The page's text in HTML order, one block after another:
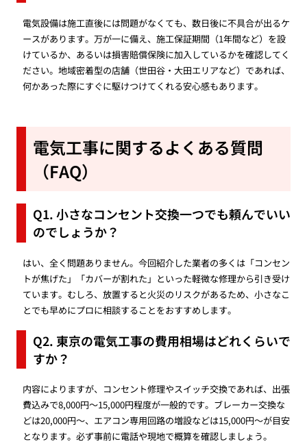
電気設備は施工直後には問題がなくても、数日後に不具合が出るケ
ースがあります。万が一に備え、施工保証期間（1年間など）を設
けているか、あるいは損害賠償保険に加入しているかを確認してく
ださい。地域密着型の店舗（世田谷・大田エリアなど）であれば、
何かあった際にすぐに駆けつけてくれる安心感もあります。
電気工事に関するよくある質問
（FAQ）
Q1. 小さなコンセント交換一つでも頼んでいい
のでしょうか？
はい、全く問題ありません。今回紹介した業者の多くは「コンセン
トが焦げた」「カバーが割れた」といった軽微な修理から引き受け
ています。むしろ、放置すると火災のリスクがあるため、小さなこ
とでも早めにプロに相談することをおすすめします。
Q2. 東京の電気工事の費用相場はどれくらいで
すか？
内容によりますが、コンセント修理やスイッチ交換であれば、出張
費込みで8,000円〜15,000円程度が一般的です。ブレーカー交換な
どは20,000円〜、エアコン専用回路の増設などは15,000円〜が目安
となります。必ず事前に電話や現地で概算を確認しましょう。